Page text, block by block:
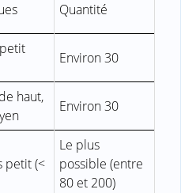
Quantité
Environ 30
haut,
Environ 30
petit (<
Le plus
possible (entre
80 et 200)